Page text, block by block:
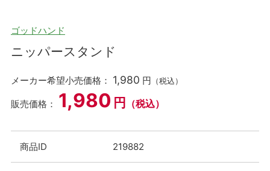
ゴッドハンド
ニッパースタンド
メーカー希望小売価格： 1,980 円 （税込）
販売価格： 1,980 円 （税込）
商品ID 219882